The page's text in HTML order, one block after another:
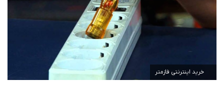
خرید اینترنتی فازمتر